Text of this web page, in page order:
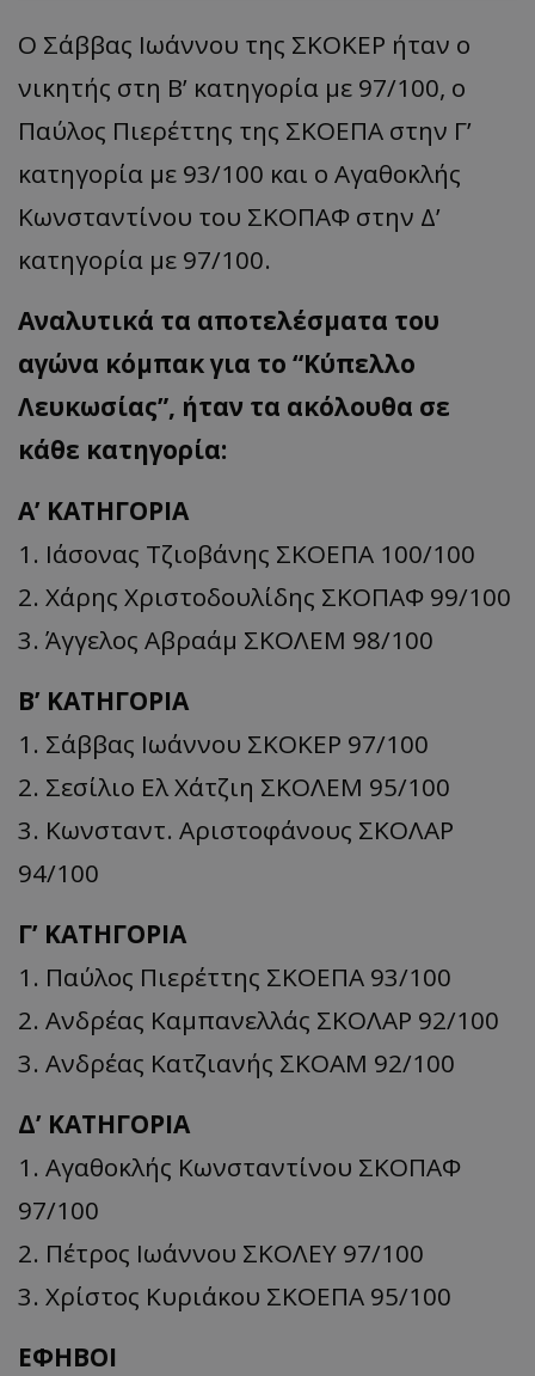
Ο Σάββας Ιωάννου της ΣΚΟΚΕΡ ήταν ο
νικητής στη Β’ κατηγορία με 97/100, ο
Παύλος Πιερέττης της ΣΚΟΕΠΑ στην Γ’
κατηγορία με 93/100 και ο Αγαθοκλής
Κωνσταντίνου του ΣΚΟΠΑΦ στην Δ’
κατηγορία με 97/100.
Αναλυτικά τα αποτελέσματα του
αγώνα κόμπακ για το “Κύπελλο
Λευκωσίας”, ήταν τα ακόλουθα σε
κάθε κατηγορία:
Α’ ΚΑΤΗΓΟΡΙΑ
1. Ιάσονας Τζιοβάνης ΣΚΟΕΠΑ 100/100
2. Χάρης Χριστοδουλίδης ΣΚΟΠΑΦ 99/100
3. Άγγελος Αβραάμ ΣΚΟΛΕΜ 98/100
Β’ ΚΑΤΗΓΟΡΙΑ
1. Σάββας Ιωάννου ΣΚΟΚΕΡ 97/100
2. Σεσίλιο Ελ Χάτζιη ΣΚΟΛΕΜ 95/100
3. Κωνσταντ. Αριστοφάνους ΣΚΟΛΑΡ
94/100
Γ’ ΚΑΤΗΓΟΡΙΑ
1. Παύλος Πιερέττης ΣΚΟΕΠΑ 93/100
2. Ανδρέας Καμπανελλάς ΣΚΟΛΑΡ 92/100
3. Ανδρέας Κατζιανής ΣΚΟΑΜ 92/100
Δ’ ΚΑΤΗΓΟΡΙΑ
1. Αγαθοκλής Κωνσταντίνου ΣΚΟΠΑΦ
97/100
2. Πέτρος Ιωάννου ΣΚΟΛΕΥ 97/100
3. Χρίστος Κυριάκου ΣΚΟΕΠΑ 95/100
ΕΦΗΒΟΙ